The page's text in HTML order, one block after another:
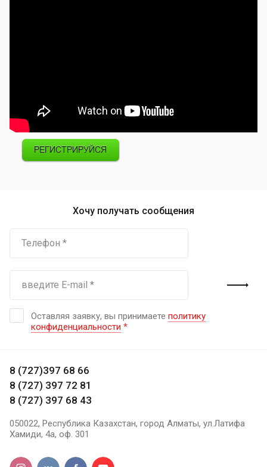
Хочу получать сообщения
Оставляя заявку, вы принимаете политику
конфиденциальности *
8 (727)397 68 66
8 (727) 397 72 81
8 (727) 397 68 43
050022, Республика Казахстан, город Алматы, ул.Латифа
Хамиди, 4а, оф. 301